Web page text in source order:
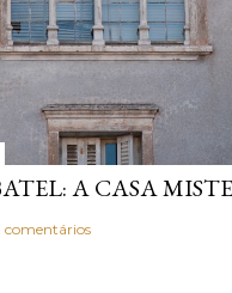
A CASA
comentários